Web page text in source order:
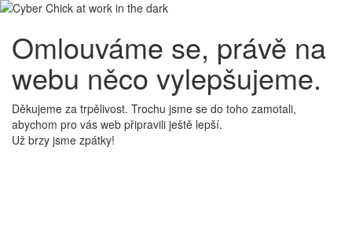
Omlouváme se, právě na
webu něco vylepšujeme.
Děkujeme za trpělivost. Trochu jsme se do toho zamotali,
abychom pro vás web připravili ještě lepší.
Už brzy jsme zpátky!